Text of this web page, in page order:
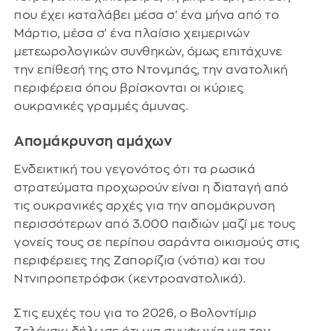
που έχει καταλάβει μέσα σ' ένα μήνα από το
Μάρτιο, μέσα σ' ένα πλαίσιο χειμερινών
μετεωρολογικών συνθηκών, όμως επιτάχυνε
την επίθεσή της στο Ντονμπάς, την ανατολική
περιφέρεια όπου βρίσκονται οι κύριες
ουκρανικές γραμμές άμυνας.
Απομάκρυνση αμάχων
Ενδεικτική του γεγονότος ότι τα ρωσικά
στρατεύματα προχωρούν είναι η διαταγή από
τις ουκρανικές αρχές για την απομάκρυνση
περισσότερων από 3.000 παιδιών μαζί με τους
γονείς τους σε περίπου σαράντα οικισμούς στις
περιφέρειες της Ζαπορίζια (νότια) και του
Ντνιπροπετρόφσκ (κεντροανατολικά).
Στις ευχές του για το 2026, ο Βολοντίμιρ